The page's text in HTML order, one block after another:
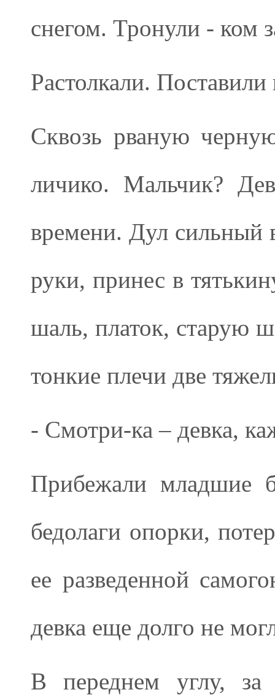
снегом. Тронули - ком
Растолкали. Поставили
Сквозь рваную
личико. Мальчик?
времени. Дул сильный
руки, принес в
шаль, платок, старую
тонкие плечи две
- Смотри-ка – девка,
Прибежали младшие
бедолаги опорки,
ее разведенной
девка еще долго не
В переднем углу, за